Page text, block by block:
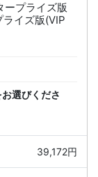
プライズ版
イズ版(VIP
選びくださ
39,172円